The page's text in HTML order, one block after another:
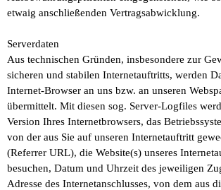
etwaig anschließenden Vertragsabwicklung.
Serverdaten
Aus technischen Gründen, insbesondere zur
sicheren und stabilen Internetauftritts, werden
Internet-Browser an uns bzw. an unseren
übermittelt. Mit diesen sog. Server-Logfiles
Version Ihres Internetbrowsers, das
von der aus Sie auf unseren Internetauftritt
(Referrer URL), die Website(s) unseres
besuchen, Datum und Uhrzeit des jeweiligen
Adresse des Internetanschlusses, von dem aus